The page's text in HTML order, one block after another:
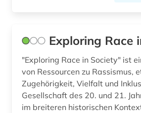
weber (2)
wertewandel (1)
wirtschaft (14)
Exploring Race
"Exploring Race in Society" ist
von Ressourcen zu Rassismus,
Zugehörigkeit, Vielfalt und
Gesellschaft des 20. und 21.
im breiteren historischen